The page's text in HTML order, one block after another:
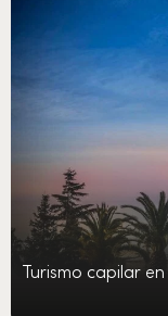
Turismo capilar